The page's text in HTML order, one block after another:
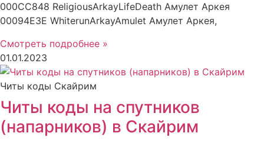
000CC848 ReligiousArkayLifeDeath Амулет Аркея
00094E3E WhiterunArkayAmulet Амулет Аркея,
Смотреть подробнее »
01.01.2023
Читы коды Скайрим
Читы коды на спутников
(напарников) в Скайрим